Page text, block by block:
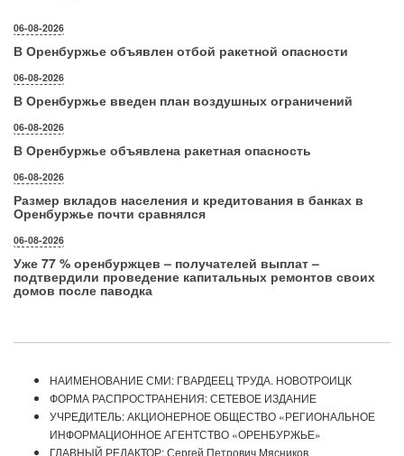
06-08-2026
В Оренбуржье объявлен отбой ракетной опасности
06-08-2026
В Оренбуржье введен план воздушных ограничений
06-08-2026
В Оренбуржье объявлена ракетная опасность
06-08-2026
Размер вкладов населения и кредитования в банках в
Оренбуржье почти сравнялся
06-08-2026
Уже 77 % оренбуржцев – получателей выплат –
подтвердили проведение капитальных ремонтов своих
домов после паводка
НАИМЕНОВАНИЕ СМИ: ГВАРДЕЕЦ ТРУДА. НОВОТРОИЦК
ФОРМА РАСПРОСТРАНЕНИЯ: СЕТЕВОЕ ИЗДАНИЕ
УЧРЕДИТЕЛЬ: АКЦИОНЕРНОЕ ОБЩЕСТВО «РЕГИОНАЛЬНОЕ
ИНФОРМАЦИОННОЕ АГЕНТСТВО «ОРЕНБУРЖЬЕ»
ГЛАВНЫЙ РЕДАКТОР: Сергей Петрович Мясников